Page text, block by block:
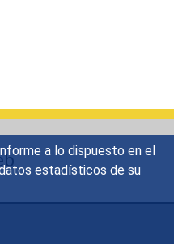
a lo dispuesto en el
estadísticos de su